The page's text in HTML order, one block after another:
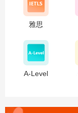
雅思
A-Level